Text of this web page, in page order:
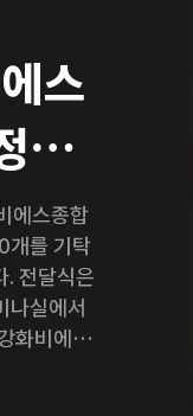
스
제
에스종합
개를 기탁
. 전달식은
나실에서
화비에스